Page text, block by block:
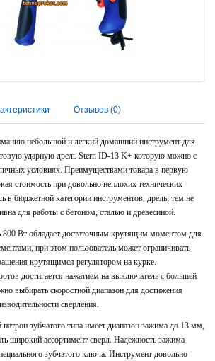
Отзывов (0)
небольшой и легкий домашний инструмент для
ударную дрель Stern ID-13 K+ которую можно с
условиях. Преимуществами товара в первую
стоимость при довольно неплохих технических
в бюджетной категории инструментов, дрель, тем не
для работы с бетоном, сталью и древесиной.
800 Вт обладает достаточным крутящим моментом для
при этом пользователь может ограничивать
крутящимся регулятором на курке.
достигается нажатием на выключатель с большей
выбирать скоростной диапазон для достижения
сверления.
зубчатого типа имеет диапазон зажима до 13 мм,
широкий ассортимент сверл. Надежность зажима
зубчатого ключа. Инструмент довольно